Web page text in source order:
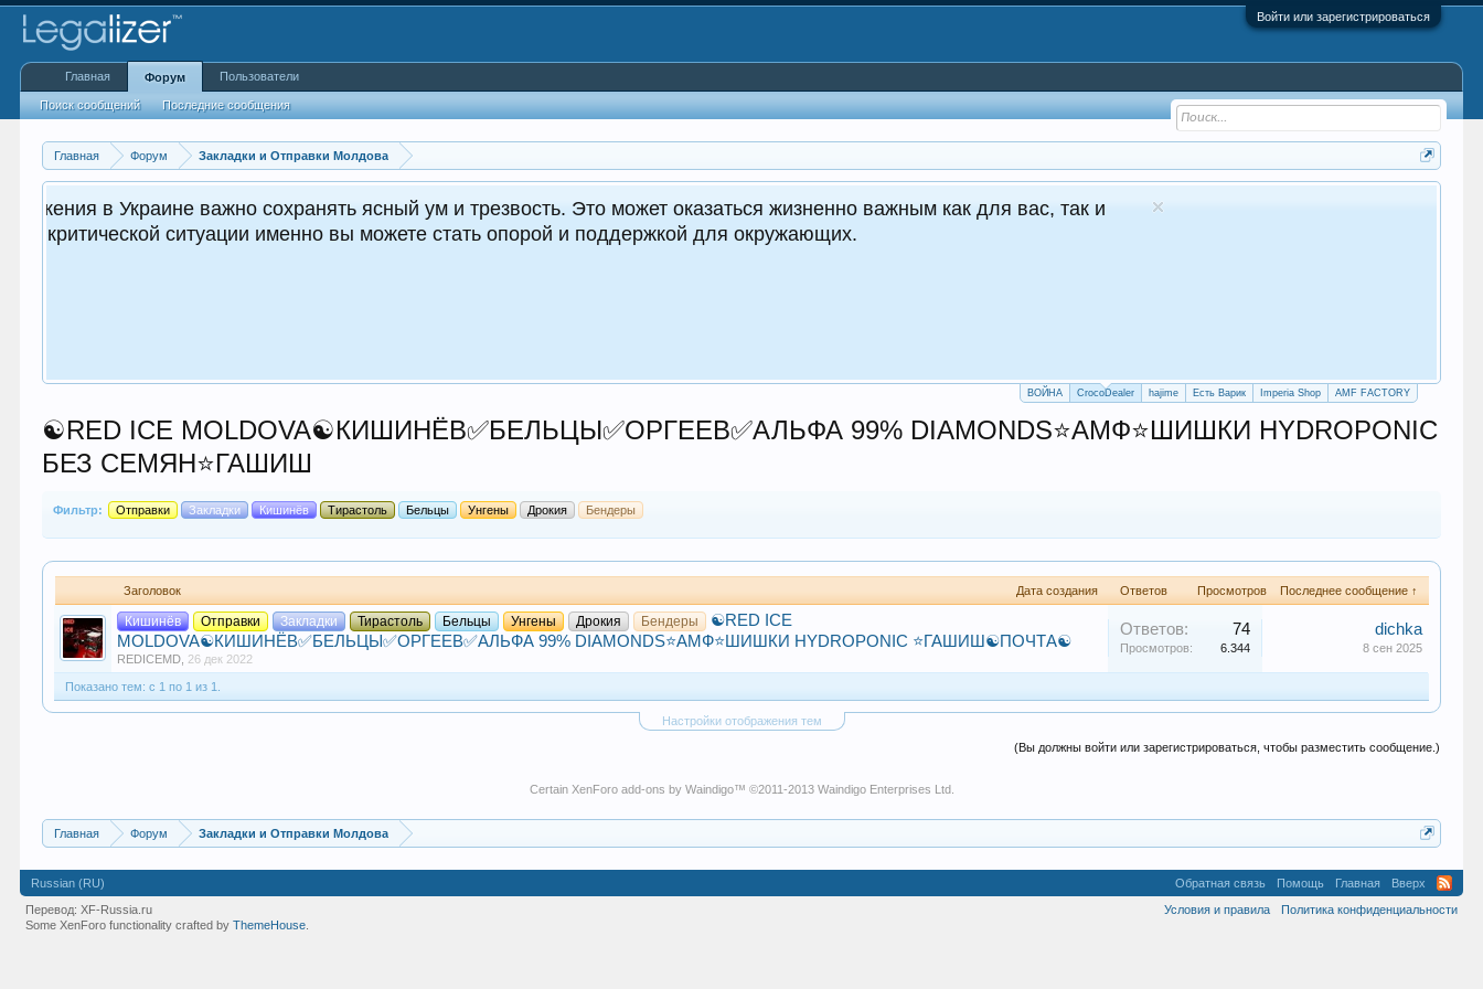
Войти или зарегистрироваться
Главная Форум Закладки и Отправки Молдова
как для вас, так и
CrocoDealer - №1 в Молдове Сайт авто продаж
ВОЙНА CrocoDealer hajime Есть Варик Imperia Shop AMF FACTORY
☯️RED ICE MOLDOVA☯️КИШИНЁВ✅БЕЛЬЦЫ✅ОРГЕЕВ✅АЛЬФА 99% DIAMONDS⭐АМФ⭐ШИШКИ HYDROPONIC
БЕЗ СЕМЯН⭐ГАШИШ
Фильтр: Отправки Закладки Кишинёв Тирастоль Бельцы Унгены Дрокия Бендеры
Заголовок Дата создания Ответов Просмотров Последнее сообщение ↑
Кишинёв Отправки Закладки Тирастоль Бельцы Унгены Дрокия Бендеры
☯️RED ICE
MOLDOVA☯️КИШИНЁВ✅БЕЛЬЦЫ✅ОРГЕЕВ✅АЛЬФА 99% DIAMONDS⭐АМФ⭐ШИШКИ HYDROPONIC ⭐ГАШИШ☯️ПОЧТА☯️
REDICEMD 26 дек 2022
Ответов: 74
Просмотров: 6.344
dichka
8 сен 2025
Показано тем: с 1 по 1 из 1.
Настройки отображения тем
(Вы должны войти или зарегистрироваться, чтобы разместить сообщение.)
Certain XenForo add-ons by Waindigo™ ©2011-2013 Waindigo Enterprises Ltd.
Главная Форум Закладки и Отправки Молдова
Главная Форум
Поиск сообщений Последние сообщения
Пользователи
Russian (RU) Обратная связь Помощь Главная
Вверх
Условия и правила
Политика конфиденциальности
Перевод:XF-Russia.ru
Some XenForo functionality crafted byThemeHouse